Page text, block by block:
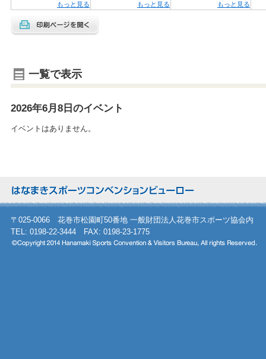
もっと見る もっと見る もっと見る
一覧で表示
2026年6月8日のイベント
イベントはありません。
〒025-0066 花巻市松園町50番地 一般財団法人花巻市スポーツ協会内
TEL: 0198-22-3444 FAX: 0198-23-1775